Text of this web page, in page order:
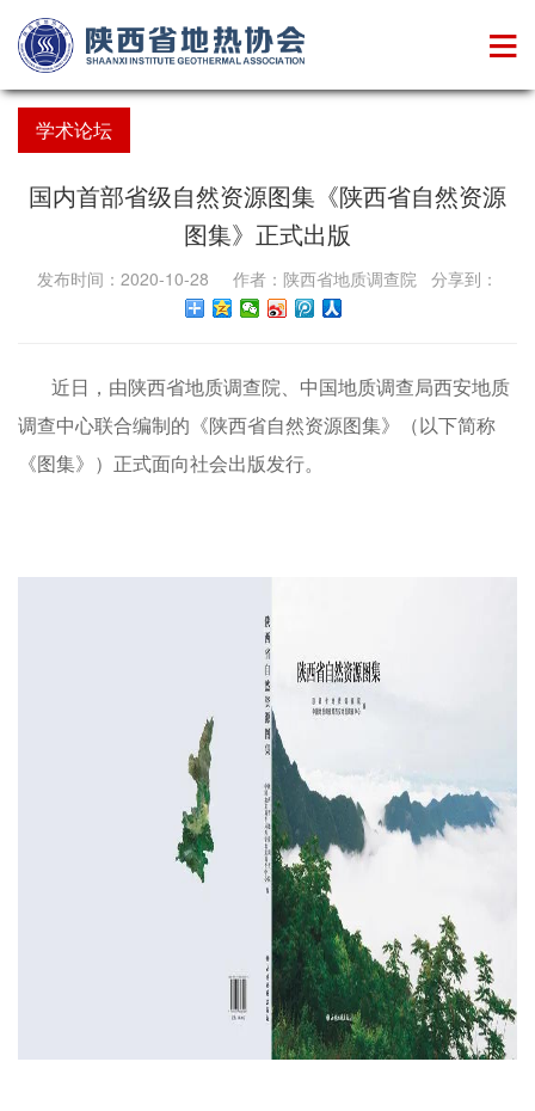
学术论坛
国内首部省级自然资源图集《陕西省自然资源
图集》正式出版
发布时间：2020-10-28 作者：陕西省地质调查院 分享到：
近日，由陕西省地质调查院、中国地质调查局西安地质
调查中心联合编制的《陕西省自然资源图集》（以下简称
《图集》）正式面向社会出版发行。